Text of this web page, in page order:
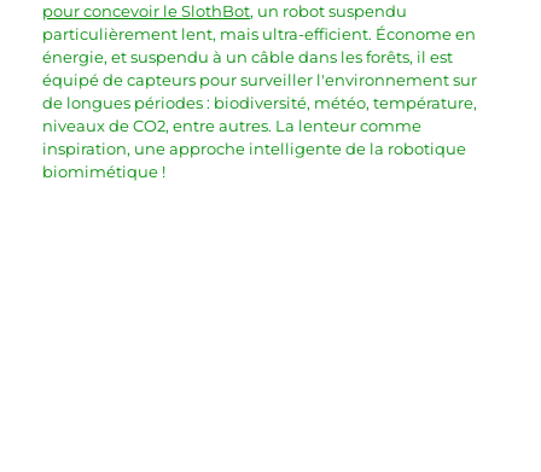
pour concevoir le SlothBot, un robot suspendu
particulièrement lent, mais ultra-efficient. Économe en
énergie, et suspendu à un câble dans les forêts, il est
équipé de capteurs pour surveiller l'environnement sur
de longues périodes : biodiversité, météo, température,
niveaux de CO2, entre autres. La lenteur comme
inspiration, une approche intelligente de la robotique
biomimétique !